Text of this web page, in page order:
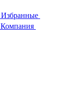
Избранные
Компания